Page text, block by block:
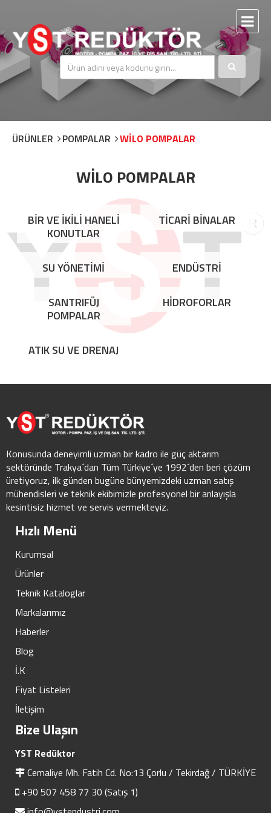
ÜRÜNLER POMPALAR WİLO POMPALAR
WİLO POMPALAR
BİR VE İKİLİ HANELİ
KONUTLAR
TİCARİ BİNALAR
SU YÖNETİMİ ENDÜSTRİ
SANTRIFÜJ
POMPALAR
HİDROFORLAR
ATIK SU VE DRENAJ
Konusunda deneyimli uzman bir kadro ile güç aktarım
sektöründe Trakya´dan Tüm Türkiye´ye 1992´den beri çözüm
üretiyoruz, ilk günden bugüne bünyemizdeki uzman satış
mühendisleri ve teknik ekibimizle profesyonel bir anlayışla
kesintisiz hizmet ve servis vermekteyiz.
Hızlı Menü
Kurumsal
Ürünler
Teknik Kataloglar
Markalarımız
Haberler
Blog
İ.K
Fiyat Listeleri
İletişim
Bize Ulaşın
YST Redüktor
Cemaliye Mh. Fatih Cd. No:13 Çorlu / Tekirdağ / TÜRKİYE
+90 507 458 77 30 (Satış 1)